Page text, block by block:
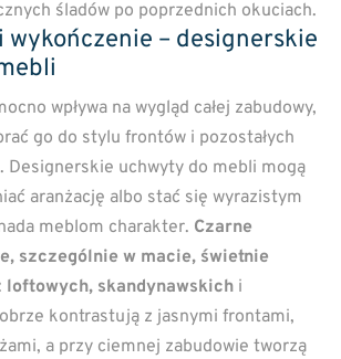
śladów po poprzednich okuciach.
wykończenie – designerskie
wpływa na wygląd całej zabudowy,
go do stylu frontów i pozostałych
Designerskie uchwyty do mebli mogą
aranżację albo stać się wyrazistym
meblom charakter. Czarne
szczególnie w macie, świetnie
loftowych, skandynawskich i
kontrastują z jasnymi frontami,
a przy ciemnej zabudowie tworzą